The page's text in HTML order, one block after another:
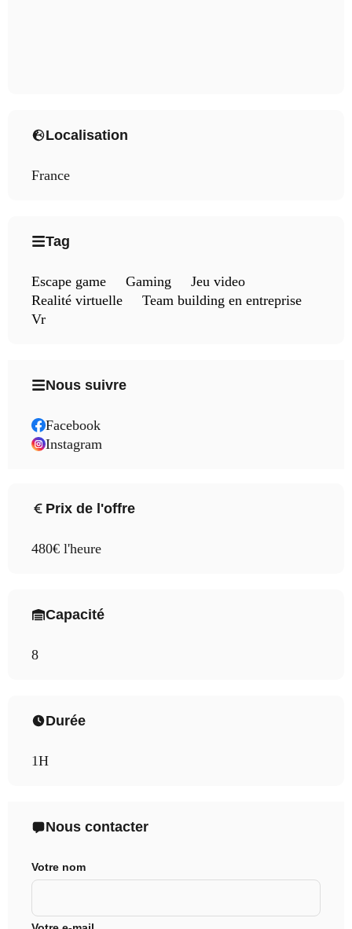
Localisation
France
Tag
Escape game Gaming
Jeu video
Realité virtuelle
Team building en entreprise
Vr
Nous suivre
Facebook
Instagram
Prix de l'offre
480€ l'heure
Capacité
8
Durée
1H
Nous contacter
Votre nom